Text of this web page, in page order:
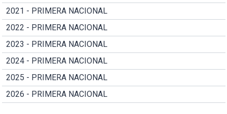
2021 - PRIMERA NACIONAL
2022 - PRIMERA NACIONAL
2023 - PRIMERA NACIONAL
2024 - PRIMERA NACIONAL
2025 - PRIMERA NACIONAL
2026 - PRIMERA NACIONAL